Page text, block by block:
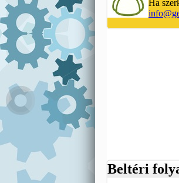
Ha
Beltéri